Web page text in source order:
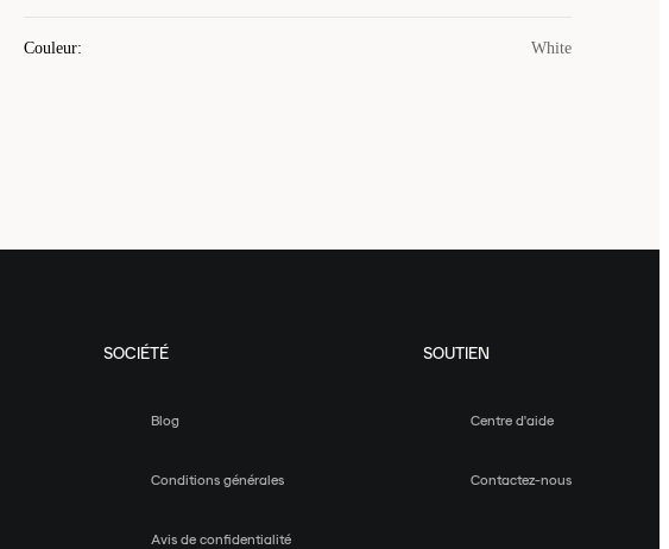
Couleur: White
SOCIÉTÉ
Blog
Conditions générales
Avis de confidentialité
SOUTIEN
Centre d'aide
Contactez-nous